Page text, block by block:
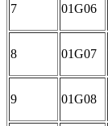
7 01G06
8 01G07
9 01G08